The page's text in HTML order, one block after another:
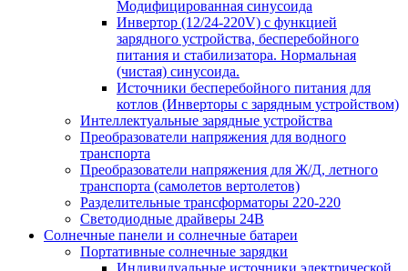
Модифицированная синусоида
Инвертор (12/24-220V) с функцией
зарядного устройства, бесперебойного
питания и стабилизатора. Нормальная
(чистая) синусоида.
Источники бесперебойного питания для
котлов (Инверторы с зарядным устройством)
Интеллектуальные зарядные устройства
Преобразователи напряжения для водного
транспорта
Преобразователи напряжения для Ж/Д, летного
транспорта (самолетов вертолетов)
Разделительные трансформаторы 220-220
Светодиодные драйверы 24В
Солнечные панели и солнечные батареи
Портативные солнечные зарядки
Индивидуальные источники электрической